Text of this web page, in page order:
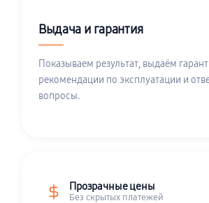
Выдача и гарантия
Показываем результат, выдаём
рекомендации по эксплуатации и
вопросы.
Прозрачные цены
Без скрытых платежей